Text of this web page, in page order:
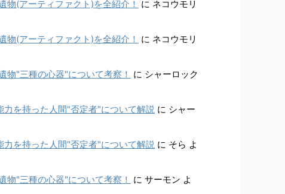
物(アーティファクト)を全紹介！ に ネコウモリ
物(アーティファクト)を全紹介！ に ネコウモリ
物"三種の心器"について考察！ に シャーロック
力を持った人間"否定者"について解説 に シャー
力を持った人間"否定者"について解説 に そら よ
物"三種の心器"について考察！ に サーモン よ